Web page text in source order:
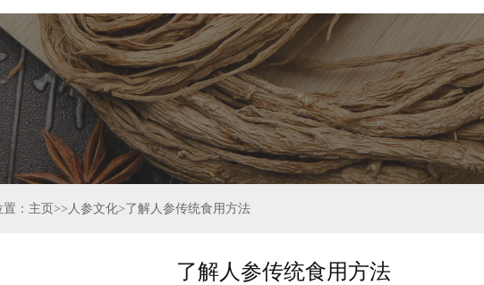
置：主页>>人参文化>了解人参传统食用方法
了解人参传统食用方法